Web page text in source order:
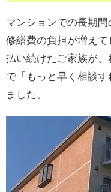
マンションでの長期
修繕費の負担が増え
払い続けたご家族が
で「もっと早く相談
ました。